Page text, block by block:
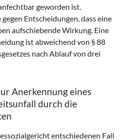
geworden ist.
Entscheidungen, dass eine
aufschiebende Wirkung. Eine
ist abweichend von § 88
nach Ablauf von drei
Anerkennung eines
durch die
entschiedenen Fall